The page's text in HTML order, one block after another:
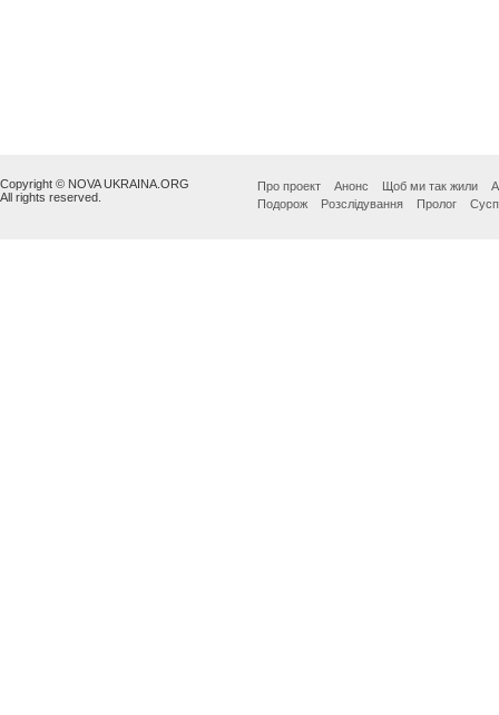
Copyright © NOVA UKRAINA.ORG
All rights reserved.
Про проект Анонс Щоб ми так жили
Подорож
Розслідування Пролог